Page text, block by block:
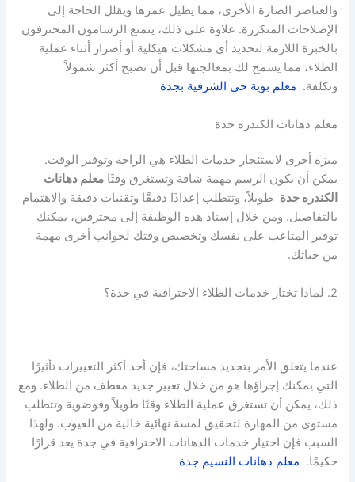
والعناصر الضارة الأخرى، مما يطيل عمرها ويقلل الحاجة إلى
الإصلاحات المتكررة. علاوة على ذلك، يتمتع الرسامون المحترفون
بالخبرة اللازمة لتحديد أي مشكلات هيكلية أو أضرار أثناء عملية
الطلاء، مما يسمح لك بمعالجتها قبل أن تصبح أكثر شمولاً
وتكلفة. معلم بوية حي الشرفية بجدة
معلم دهانات الكندره جدة
ميزة أخرى لاستئجار خدمات الطلاء هي الراحة وتوفير الوقت.
يمكن أن يكون الرسم مهمة شاقة وتستغرق وقتًامعلم دهانات
الكندره جدة طويلاً، وتتطلب إعدادًا دقيقًا وتقنيات دقيقة والاهتمام
بالتفاصيل. ومن خلال إسناد هذه الوظيفة إلى محترفين، يمكنك
توفير المتاعب على نفسك وتخصيص وقتك لجوانب أخرى مهمة
من حياتك.
2. لماذا تختار خدمات الطلاء الاحترافية في جدة؟
عندما يتعلق الأمر بتجديد مساحتك، فإن أحد أكثر التغييرات تأثيرًا
التي يمكنك إجراؤها هو من خلال تغيير جديد معطف من الطلاء. ومع
ذلك، يمكن أن تستغرق عملية الطلاء وقتًا طويلاً وفوضوية وتتطلب
مستوى من المهارة لتحقيق لمسة نهائية خالية من العيوب. ولهذا
السبب فإن اختيار خدمات الدهانات الاحترافية في جدة يعد قرارًا
حكيمًا. معلم دهانات النسيم جدة